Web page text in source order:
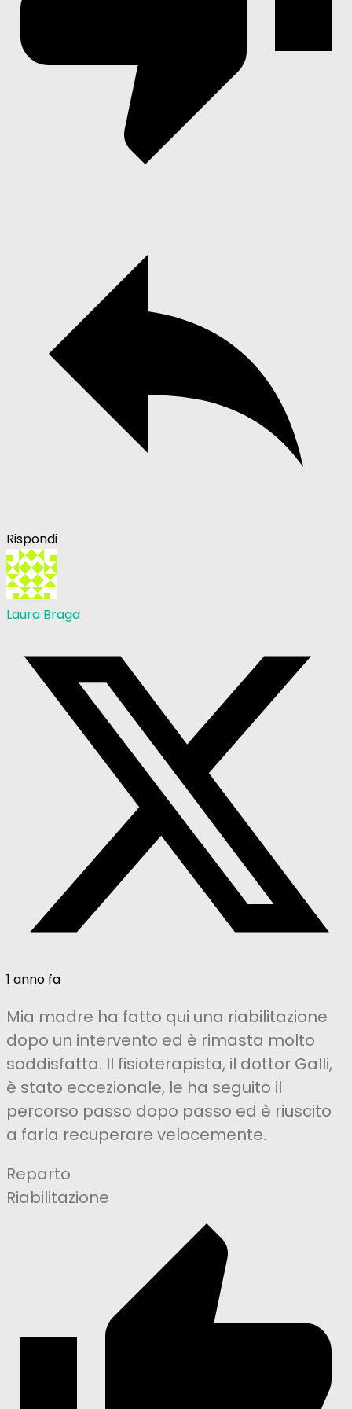
Rispondi
Laura Braga
1 anno fa
Mia madre ha fatto qui una riabilitazione
dopo un intervento ed è rimasta molto
soddisfatta. Il fisioterapista, il dottor Galli,
è stato eccezionale, le ha seguito il
percorso passo dopo passo ed è riuscito
a farla recuperare velocemente.
Reparto
Riabilitazione